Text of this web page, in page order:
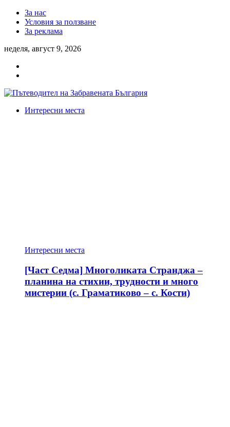
За нас
Условия за ползване
За реклама
неделя, август 9, 2026
Интересни места
Интересни места
[Част Седма] Многоликата Странджа –
планина на стихии, трудности и много
мистерии (с. Граматиково – с. Кости)